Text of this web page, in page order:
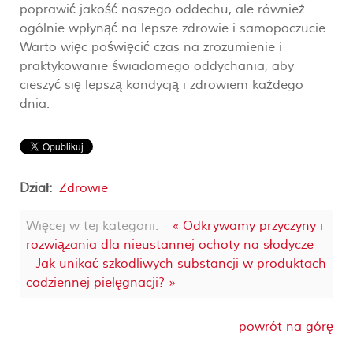
poprawić jakość naszego oddechu, ale również
ogólnie wpłynąć na lepsze zdrowie i samopoczucie.
Warto więc poświęcić czas na zrozumienie i
praktykowanie świadomego oddychania, aby
cieszyć się lepszą kondycją i zdrowiem każdego
dnia.
Dział: Zdrowie
Więcej w tej kategorii:
« Odkrywamy przyczyny i
rozwiązania dla nieustannej ochoty na słodycze
Jak unikać szkodliwych substancji w produktach
codziennej pielęgnacji? »
powrót na górę